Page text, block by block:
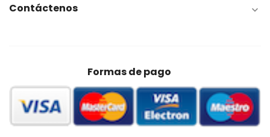
Contáctenos 
Formas de pago